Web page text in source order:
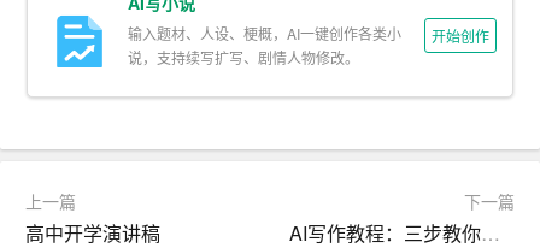
3. 突出技能特长
业素养和竞争力。
三、展示良好的职业形象
输入题材、人设、梗概，AI一键创作各类小
说，支持续写扩写、剧情人物修改。
开始创作
上一篇
高中开学演讲稿
下一篇
AI写作教程：三步教你快速掌握AI写作技能